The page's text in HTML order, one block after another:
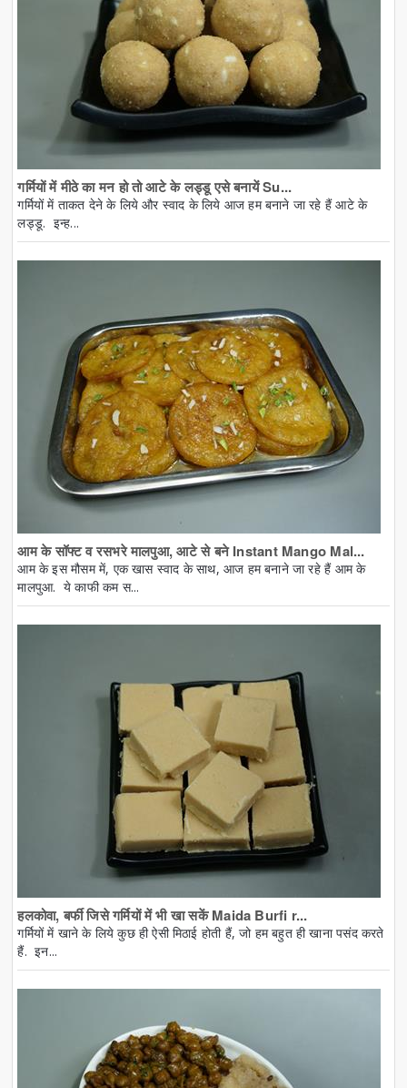
गर्मियों में मीठे का मन हो तो आटे के लड्डू एसे बनायें Su...
गर्मियों में ताकत देने के लिये और स्वाद के लिये आज हम बनाने जा रहे हैं आटे के
लड्डू. इन्ह...
आम के सॉफ्ट व रसभरे मालपुआ, आटे से बने Instant Mango Mal...
आम के इस मौसम में, एक खास स्वाद के साथ, आज हम बनाने जा रहे हैं आम के
मालपुआ. ये काफी कम स...
हलकोवा, बर्फी जिसे गर्मियों में भी खा सकें Maida Burfi r...
गर्मियों में खाने के लिये कुछ ही ऐसी मिठाई होती हैं, जो हम बहुत ही खाना पसंद करते
हैं. इन...